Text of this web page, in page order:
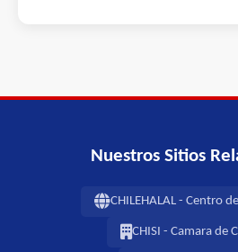
Nuestros Sitios
CHILEHALAL - Centro
CHISI - Camara de